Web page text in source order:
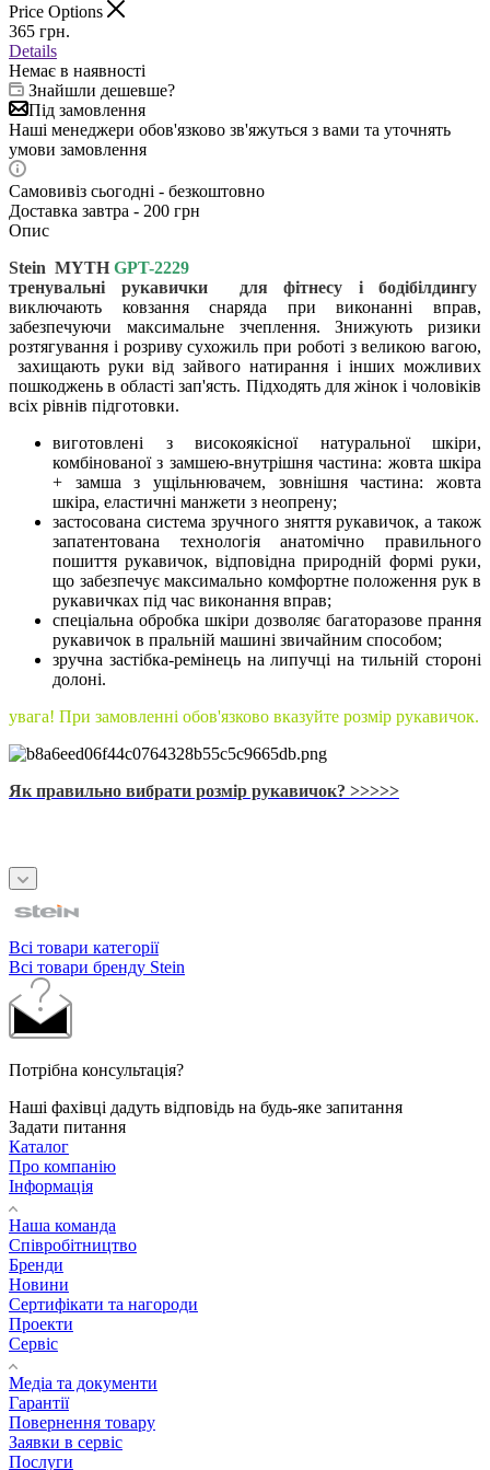
Price Options
365 грн.
Details
Немає в наявності
Знайшли дешевше?
Під замовлення
Наші менеджери обов'язково зв'яжуться з вами та уточнять
умови замовлення
Самовивіз сьогодні - безкоштовно
Доставка завтра - 200 грн
Опис
Stein MYTH GPT-2229
тренувальні рукавички для фітнесу і бодібілдингу
виключають ковзання снаряда при виконанні вправ,
забезпечуючи максимальне зчеплення. Знижують ризики
розтягування і розриву сухожиль при роботі з великою вагою,
захищають руки від зайвого натирання і інших можливих
пошкоджень в області зап'ясть. Підходять для жінок і чоловіків
всіх рівнів підготовки.
виготовлені з високоякісної натуральної шкіри,
комбінованої з замшею-внутрішня частина: жовта шкіра
+ замша з ущільнювачем, зовнішня частина: жовта
шкіра, еластичні манжети з неопрену;
застосована система зручного зняття рукавичок, а також
запатентована технологія анатомічно правильного
пошиття рукавичок, відповідна природній формі руки,
що забезпечує максимально комфортне положення рук в
рукавичках під час виконання вправ;
спеціальна обробка шкіри дозволяє багаторазове прання
рукавичок в пральній машині звичайним способом;
зручна застібка-ремінець на липучці на тильній стороні
долоні.
увага! При замовленні обов'язково вказуйте розмір рукавичок.
Як правильно вибрати розмір рукавичок? >>>>>
Всі товари категорії
Всі товари бренду Stein
Потрібна консультація?
Наші фахівці дадуть відповідь на будь-яке запитання
Задати питання
Каталог
Про компанію
Інформація
Наша команда
Співробітництво
Бренди
Новини
Сертифікати та нагороди
Проекти
Сервіс
Медіа та документи
Гарантії
Повернення товару
Заявки в сервіс
Послуги